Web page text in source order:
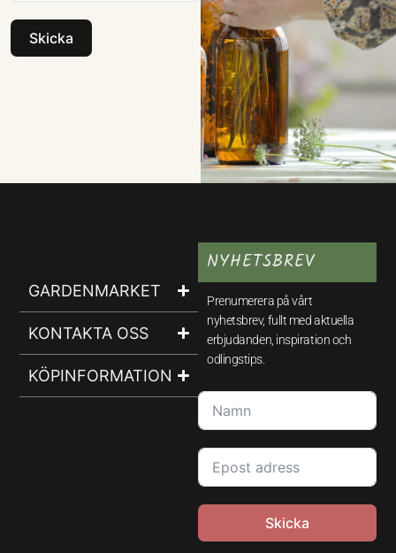
Skicka
GARDENMARKET
KONTAKTA OSS
KÖPINFORMATION
NYHETSBREV
Prenumerera på vårt
nyhetsbrev, fullt med aktuella
erbjudanden, inspiration och
odlingstips.
Skicka